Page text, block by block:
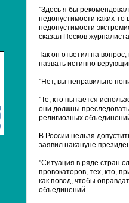
"Здесь я бы
недопустимости каких-то
недопустимости
сказал Песков
Так он ответил на
назвать истинно
"Нет, вы неправильно
"Те, кто пытается
они должны
религиозных
В России нельзя
заявил накануне
"Ситуация в ряде стран
провокаторов, тех, кто,
как повод, чтобы
объединений.